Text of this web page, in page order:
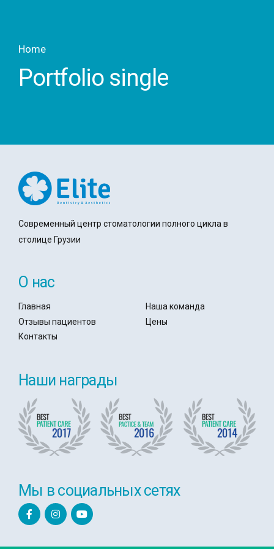
Home
Portfolio single
Современный центр стоматологии полного цикла в
столице Грузии
О нас
Главная
Наша команда
Отзывы пациентов
Цены
Контакты
Наши награды
Мы в социальных сетях